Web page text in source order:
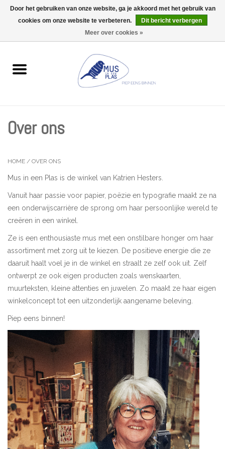
0 Artikelen - €0,00
Wenskaarten
Lifestyle
Kleine gelukjes
Thema
Koopjes
Cadeaubonnen
Blog
Over ons
HOME / OVER ONS
Mus in een Plas is de winkel van Katrien Hesters.
Vanuit haar passie voor papier, poëzie en typografie maakt ze na
een onderwijscarrière de sprong om haar persoonlijke wereld te
creëren in een winkel.
Ze is een enthousiaste mus met een onstilbare honger om haar
assortiment met zorg uit te kiezen. De positieve energie die ze
daaruit haalt voel je in de winkel en straalt ze zelf ook uit. Zelf
ontwerpt ze ook eigen producten zoals wenskaarten,
muurteksten, kleine attenties en juwelen. Zo maakt ze haar eigen
winkelconcept tot een uitzonderlijk aangename beleving.
Piep eens binnen!
Door het gebruiken van onze website, ga je akkoord met het gebruik van
cookies om onze website te verbeteren.
Dit bericht verbergen
Meer over cookies »
Wij zijn uitzonderlijk gesloten op Do 13/08